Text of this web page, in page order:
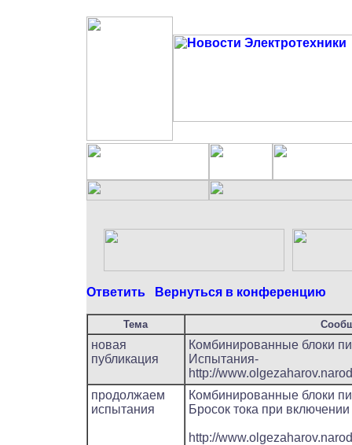
Ответить Вернуться в конференцию
Тема
новая
публикация
Комбинированные блоки
Испытания-
http://
продолжаем
испытания
Комбинированные блоки
Бросок тока при включении
http://